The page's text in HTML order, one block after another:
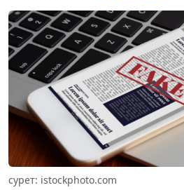
сурет: istockphoto.com